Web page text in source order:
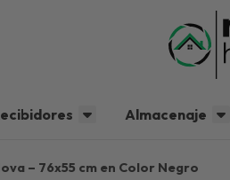
Almacenaje
– 76x55 cm en Color Negro